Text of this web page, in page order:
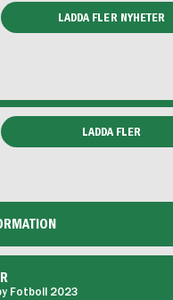
LADDA FLER NYHETER
LADDA FLER
Fotboll 2023